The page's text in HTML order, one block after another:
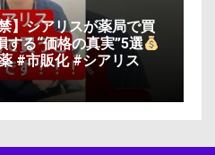
】シアリスが薬局で買
する“価格の真実”5選
#市販化 #シアリス